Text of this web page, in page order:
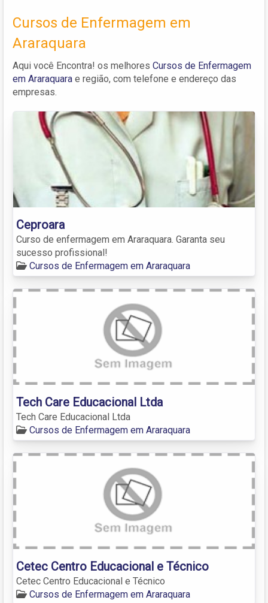
Cursos de Enfermagem em
Araraquara
Aqui você Encontra! os melhores Cursos de Enfermagem
em Araraquara e região, com telefone e endereço das
empresas.
Ceproara
Curso de enfermagem em Araraquara. Garanta seu
sucesso profissional!
Cursos de Enfermagem em Araraquara
Tech Care Educacional Ltda
Tech Care Educacional Ltda
Cursos de Enfermagem em Araraquara
Cetec Centro Educacional e Técnico
Cetec Centro Educacional e Técnico
Cursos de Enfermagem em Araraquara